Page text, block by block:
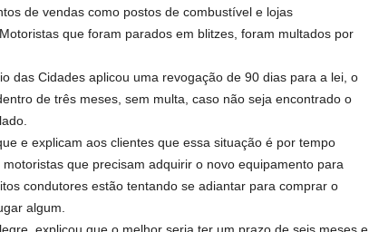
de vendas como postos de combustível e lojas
que foram parados em blitzes, foram multados por
das Cidades aplicou uma revogação de 90 dias para a lei, o
de três meses, sem multa, caso não seja encontrado o
e explicam aos clientes que essa situação é por tempo
que precisam adquirir o novo equipamento para
condutores estão tentando se adiantar para comprar o
algum.